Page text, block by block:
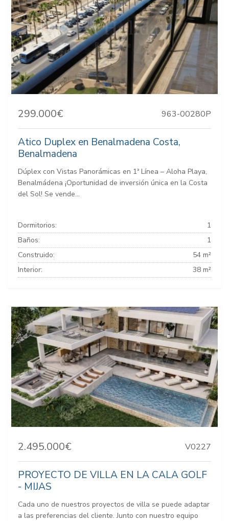
299.000€ 963-00280P
Atico Duplex en Benalmadena Costa,
Benalmadena
Dúplex con Vistas Panorámicas en 1ª Línea – Aloha Playa,
Benalmádena ¡Oportunidad de inversión única en la Costa
del Sol! Se vende...
Dormitorios:
1
Baños:
1
Construido:
54 m²
Interior:
38 m²
2.495.000€ V0227
PROYECTO DE VILLA EN LA CALA GOLF
- MIJAS
Cada uno de nuestros proyectos de villa se puede adaptar
a las preferencias del cliente. Junto con nuestro equipo